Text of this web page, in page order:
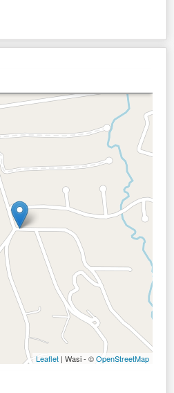
Leaflet | Wasi - ©OpenStreetMap